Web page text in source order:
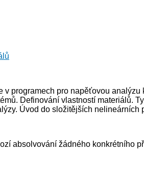
v programech pro napěťovou
Definování vlastností materiálů.
Úvod do složitějších nelineárních
absolvování žádného konkrétního